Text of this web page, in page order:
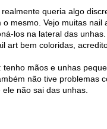
queria algo
o mesmo. Vejo muitas
los na lateral das
art bem coloridas,
tenho mãos e unhas
não tive problemas
não sai das unhas.